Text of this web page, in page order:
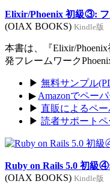
Elixir/Phoenix 初級③:
(OIAX BOOKS) Kindle版
本書は、『Elixir/
発フレームワーク
▶ 無料サンプル
▶ Amazonでペー
▶ 直販によるペ
▶ 読者サポートペ
Ruby on Rails 5.0 初級
(OIAX BOOKS) Kindle版